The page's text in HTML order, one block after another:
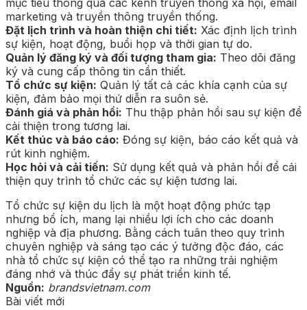
marketing và truyền thông truyền thống.
Đặt lịch trình và hoàn thiện chi tiết: Xác định lịch trình
sự kiện, hoạt động, buổi họp và thời gian tự do.
Quản lý đăng ký và đối tượng tham gia: Theo dõi đăng
ký và cung cấp thông tin cần thiết.
Tổ chức sự kiện: Quản lý tất cả các khía cạnh của sự
kiện, đảm bảo mọi thứ diễn ra suôn sẻ.
Đánh giá và phản hồi: Thu thập phản hồi sau sự kiện để
cải thiện trong tương lai.
Kết thúc và báo cáo: Đóng sự kiện, báo cáo kết quả và
rút kinh nghiệm.
Học hỏi và cải tiến: Sử dụng kết quả và phản hồi để cải
thiện quy trình tổ chức các sự kiện tương lai.
Tổ chức sự kiện du lịch là một hoạt động phức tạp
nhưng bổ ích, mang lại nhiều lợi ích cho các doanh
nghiệp và địa phương. Bằng cách tuân theo quy trình
chuyên nghiệp và sáng tạo các ý tưởng độc đáo, các
nhà tổ chức sự kiện có thể tạo ra những trải nghiệm
đáng nhớ và thúc đẩy sự phát triển kinh tế.
Nguồn: brandsvietnam.com
Bài viết mới